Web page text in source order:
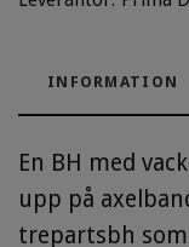
INFORMATION
En BH med
upp på
trepartsbh